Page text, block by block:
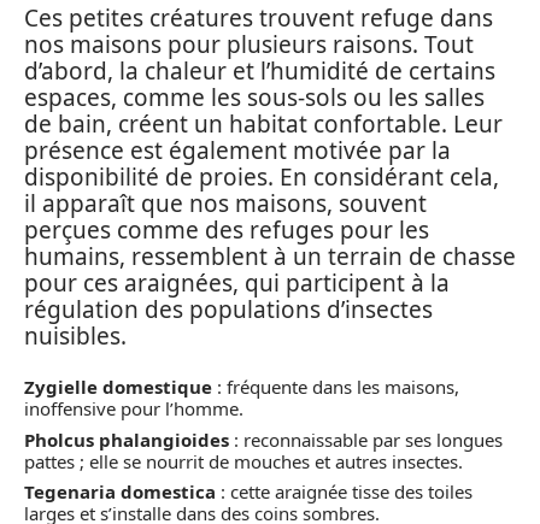
Ces petites créatures trouvent refuge dans
nos maisons pour plusieurs raisons. Tout
d’abord, la chaleur et l’humidité de certains
espaces, comme les sous-sols ou les salles
de bain, créent un habitat confortable. Leur
présence est également motivée par la
disponibilité de proies. En considérant cela,
il apparaît que nos maisons, souvent
perçues comme des refuges pour les
humains, ressemblent à un terrain de chasse
pour ces araignées, qui participent à la
régulation des populations d’insectes
nuisibles.
Zygielle domestique : fréquente dans les maisons,
inoffensive pour l’homme.
Pholcus phalangioides : reconnaissable par ses longues
pattes ; elle se nourrit de mouches et autres insectes.
Tegenaria domestica : cette araignée tisse des toiles
larges et s’installe dans des coins sombres.